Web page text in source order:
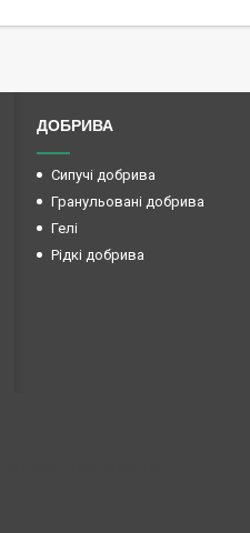
ДОБРИВА
Сипучі добрива
Гранульовані добрива
Гелі
Рідкі добрива